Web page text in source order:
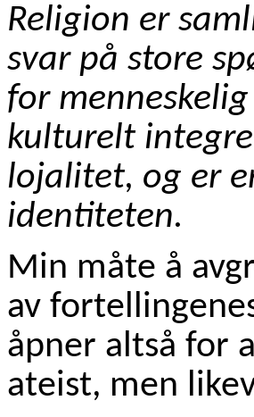
Religion er
svar på store
for
kulturelt
lojalitet, og er
identiteten.
Min måte å
av
åpner altså for
ateist, men